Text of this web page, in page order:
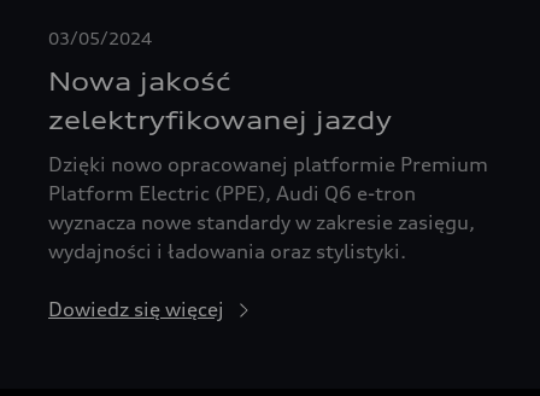
03/05/2024
Nowa jakość
zelektryfikowanej jazdy
Dzięki nowo opracowanej platformie Premium
Platform Electric (PPE), Audi Q6 e-tron
wyznacza nowe standardy w zakresie zasięgu,
wydajności i ładowania oraz stylistyki.
Dowiedz się więcej